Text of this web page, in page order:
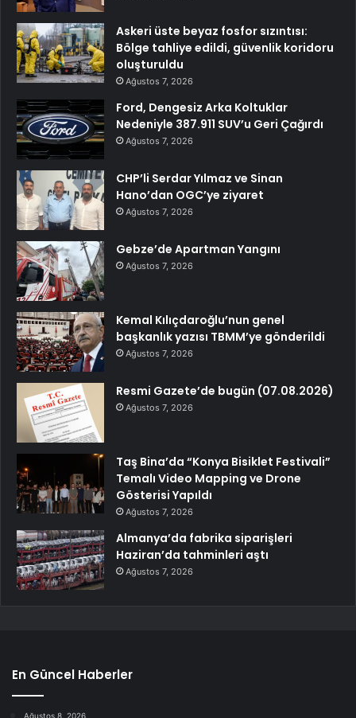
Askeri üste beyaz fosfor sızıntısı:
Bölge tahliye edildi, güvenlik koridoru
oluşturuldu
Ağustos 7, 2026
Ford, Dengesiz Arka Koltuklar
Nedeniyle 387.911 SUV’u Geri Çağırdı
Ağustos 7, 2026
CHP’li Serdar Yılmaz ve Sinan
Hano’dan OGC’ye ziyaret
Ağustos 7, 2026
Gebze’de Apartman Yangını
Ağustos 7, 2026
Kemal Kılıçdaroğlu’nun genel
başkanlık yazısı TBMM’ye gönderildi
Ağustos 7, 2026
Resmi Gazete’de bugün (07.08.2026)
Ağustos 7, 2026
Taş Bina’da “Konya Bisiklet Festivali”
Temalı Video Mapping ve Drone
Gösterisi Yapıldı
Ağustos 7, 2026
Almanya’da fabrika siparişleri
Haziran’da tahminleri aştı
Ağustos 7, 2026
En Güncel Haberler
Ağustos 8, 2026